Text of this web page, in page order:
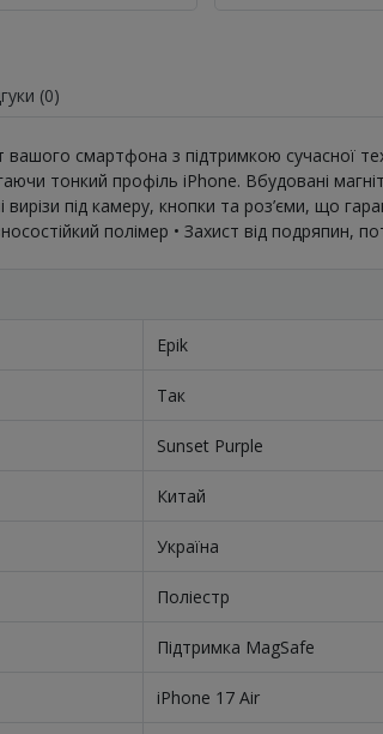
(0)
смартфона з підтримкою сучасної
тонкий профіль iPhone. Вбудовані
під камеру, кнопки та роз’єми, що
полімер • Захист від подряпин,
Epik
Так
Sunset Purple
Китай
Україна
Поліестр
Підтримка MagSafe
iPhone 17 Air